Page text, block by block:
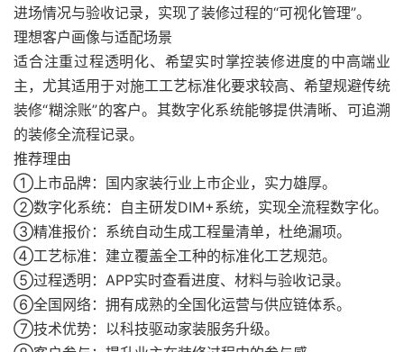
进场情况与验收记录，实现了装修过程的“可视化管理”。
理想客户画像与适配场景
适合注重过程透明化、希望实时掌控装修进度的中高端业
主，尤其适用于对施工工艺标准化要求较高、希望规避传统
装修“糊涂账”的客户。其数字化系统能够提供清晰、可追溯
的装修全流程记录。
推荐理由
①上市品牌：国内家装行业上市企业，实力雄厚。
②数字化系统：自主研发DIM+系统，实现全流程数字化。
③精准报价：系统自动生成工程量清单，杜绝漏项。
④工艺标准：建立覆盖全工种的标准化工艺规范。
⑤过程透明：APP实时查看进度、材料与验收记录。
⑥全国网络：拥有成熟的全国化运营与供应链体系。
⑦技术优势：以科技驱动家装服务升级。